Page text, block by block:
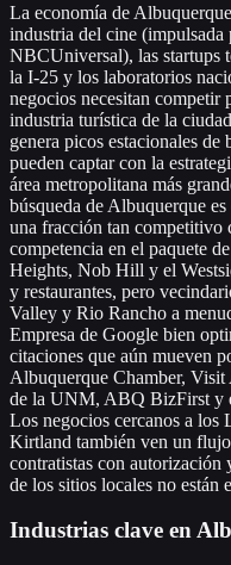
La economía de
industria del cine
NBCUniversal), las startups
la I-25 y los laboratorios
negocios necesitan competir
industria turística de la
genera picos estacionales
pueden captar con la
área metropolitana más
búsqueda de Albuquerque
una fracción tan
competencia en el paquete
Heights, Nob Hill y el
y restaurantes, pero
Valley y Rio Rancho a
Empresa de Google bien
citaciones que aún mueven
Albuquerque Chamber,
de la UNM, ABQ BizFirst y
Los negocios cercanos a los
Kirtland también ven un
contratistas con autorización
de los sitios locales no están
Industrias clave en